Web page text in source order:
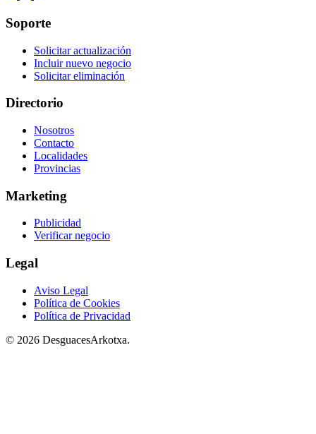
Soporte
Solicitar actualización
Incluir nuevo negocio
Solicitar eliminación
Directorio
Nosotros
Contacto
Localidades
Provincias
Marketing
Publicidad
Verificar negocio
Legal
Aviso Legal
Política de Cookies
Política de Privacidad
© 2026 DesguacesArkotxa.